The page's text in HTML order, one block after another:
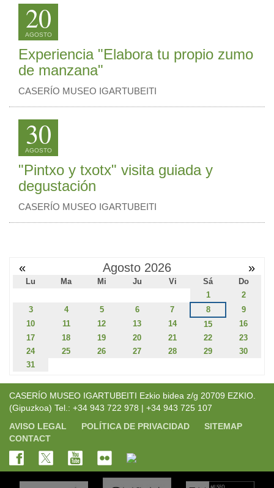
20
AGOSTO
Experiencia "Elabora tu propio zumo
de manzana"
CASERÍO MUSEO IGARTUBEITI
30
AGOSTO
"Pintxo y txotx" visita guiada y
degustación
CASERÍO MUSEO IGARTUBEITI
« Agosto 2026 »
Lu Ma Mi Ju Vi Sá
Do
1
2
3
4 5 6 7 8
9
10
11 12 13 14 15
16
17
18 19 20 21 22
23
24
25 26 27 28 29
30
31
CASERÍO MUSEO IGARTUBEITI Ezkio bidea z/g 20709 EZKIO.
(Gipuzkoa) Tel.: +34 943 722 978 | +34 943 725 107
AVISO LEGAL
POLÍTICA DE PRIVACIDAD
SITEMAP
CONTACT